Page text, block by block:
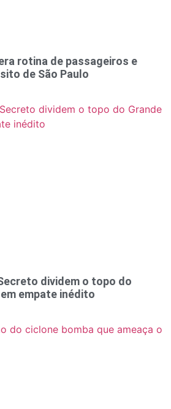
rotina de passageiros e
de São Paulo
dividem o topo do
empate inédito